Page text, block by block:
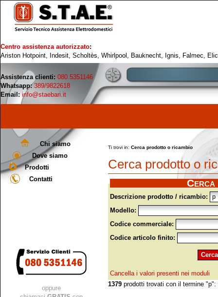
Centro assistenza autorizzato:
Ariston Hotpoint, Indesit, Scholtès, Whirlpool, Bauknecht, Ignis, Falmec,
Assistenza clienti: 080.5351146
Whatsapp: 389/9822618
Email: info@staebari.it
Chi siamo
Dove siamo
Prodotti
Contatti
oppure
Ti trovi in: Cerca prodotto o ricambio
Cerca prodotto o
Descrizione prodotto / ricambio:
Modello:
Codice commerciale:
Codice articolo finito:
Cancella i valori presenti nei moduli
1379 prodotti trovati con il termine "p":